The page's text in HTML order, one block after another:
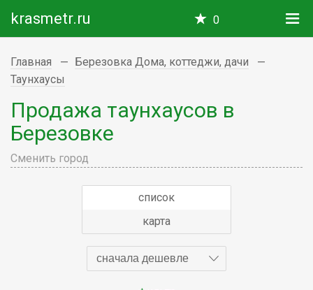
krasmetr.ru 0
Главная
Березовка Дома, коттеджи, дачи
Таунхаусы
Продажа таунхаусов в
Березовке
Сменить город
список
карта
сначала дешевле